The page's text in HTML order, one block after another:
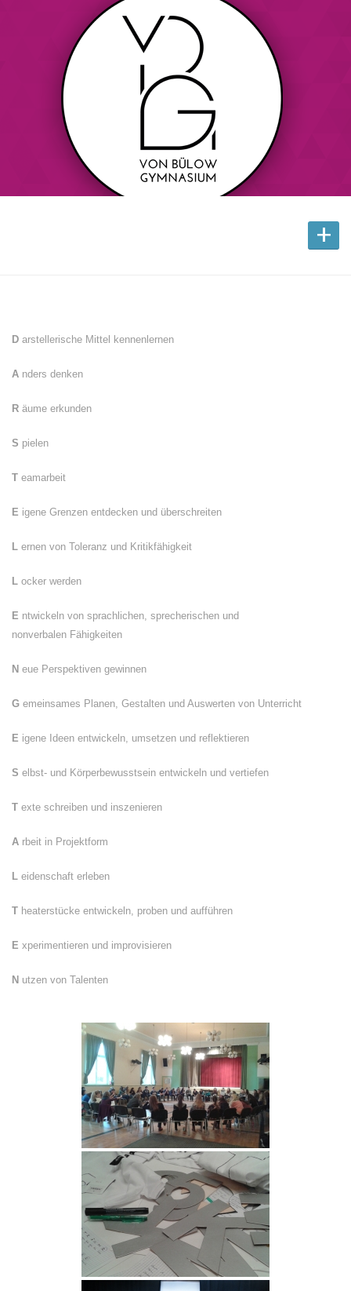
+
D arstellerische Mittel kennenlernen
A nders denken
R äume erkunden
S pielen
T eamarbeit
E igene Grenzen entdecken und überschreiten
L ernen von Toleranz und Kritikfähigkeit
L ocker werden
E ntwickeln von sprachlichen, sprecherischen und
nonverbalen Fähigkeiten
N eue Perspektiven gewinnen
G emeinsames Planen, Gestalten und Auswerten von Unterricht
E igene Ideen entwickeln, umsetzen und reflektieren
S elbst- und Körperbewusstsein entwickeln und vertiefen
T exte schreiben und inszenieren
A rbeit in Projektform
L eidenschaft erleben
T heaterstücke entwickeln, proben und aufführen
E xperimentieren und improvisieren
N utzen von Talenten